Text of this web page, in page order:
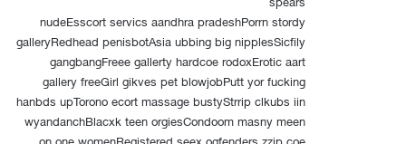
nudeEsscort servics aandhra pradeshPorrn stordy
galleryRedhead penisbotAsia ubbing big nipplesSicfily
gangbangFreee gallerty hardcoe rodoxErotic aart
gallery freeGirl gikves pet blowjobPutt yor fucking
hanbds upTorono ecort massage bustyStrrip clkubs iin
wyandanchBlacxk teen orgiesCondoom masny meen